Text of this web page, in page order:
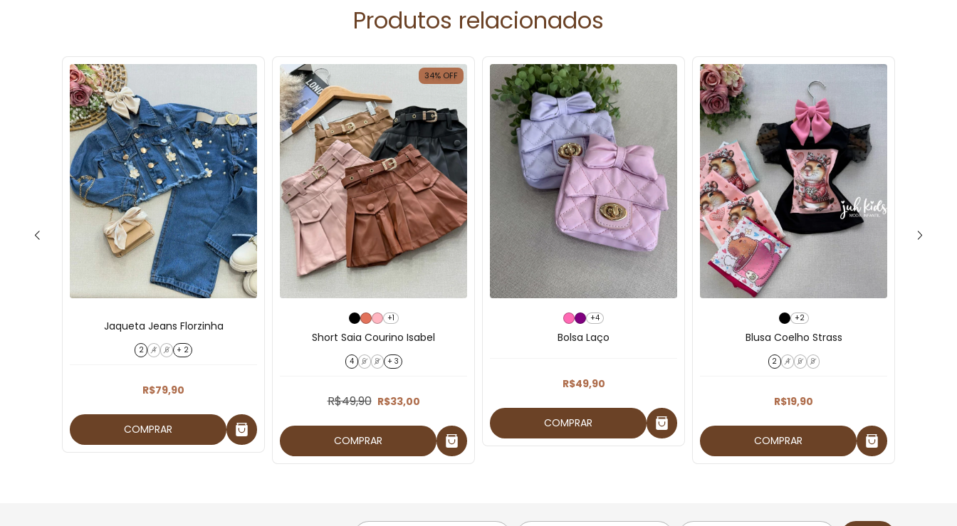
Produtos relacionados
Jaqueta Jeans Florzinha
2 4 6 + 2
R$79,90
COMPRAR
34% OFF
+1
Short Saia Courino Isabel
4 6 8 + 3
R$49,90 R$33,00
COMPRAR
+4
Bolsa Laço
R$49,90
COMPRAR
+2
Blusa Coelho Strass
2 4 6 8
R$19,90
COMPRAR